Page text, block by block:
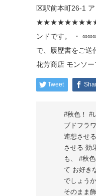
Tweet
#秋色！ #
ブドフラ
連想させ
させる 効
も、 #秋
て お好き
でしょう
そのまま